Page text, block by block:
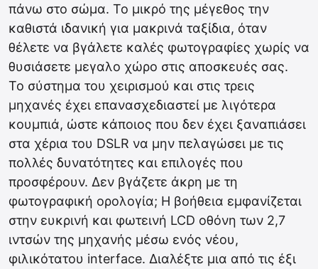
πάνω στο σώμα. Το μικρό της μέγεθος την
καθιστά ιδανική για μακρινά ταξίδια, όταν
θέλετε να βγάλετε καλές φωτογραφίες χωρίς να
θυσιάσετε μεγαλο χώρο στις αποσκευές σας.
Το σύστημα του χειρισμού και στις τρεις
μηχανές έχει επανασχεδιαστεί με λιγότερα
κουμπιά, ώστε κάποιος που δεν έχει ξαναπιάσει
στα χέρια του DSLR να μην πελαγώσει με τις
πολλές δυνατότητες και επιλογές που
προσφέρουν. Δεν βγάζετε άκρη με τη
φωτογραφική ορολογία; Η βοήθεια εμφανίζεται
στην ευκρινή και φωτεινή LCD οθόνη των 2,7
ιντσών της μηχανής μέσω ενός νέου,
φιλικότατου interface. Διαλέξτε μια από τις έξι